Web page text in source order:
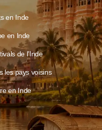
en Inde
en Inde
de l’Inde
les pays voisins
en Inde